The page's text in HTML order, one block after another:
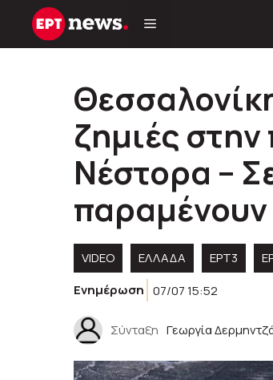
Μετάβαση
ζημιές
Νέστορα –
παραμένουν
VIDEO ΕΛΛΑΔΑ ΕΡΤ3
Ενημέρωση 07/07 15:52
Σύνταξη Γεωργία